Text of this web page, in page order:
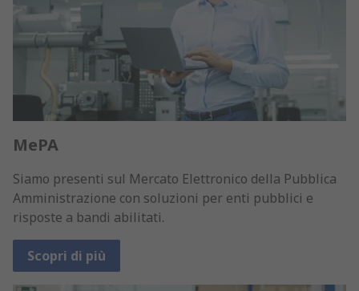
MePA
Siamo presenti sul Mercato Elettronico della Pubblica
Amministrazione con soluzioni per enti pubblici e
risposte a bandi abilitati.
Scopri di più